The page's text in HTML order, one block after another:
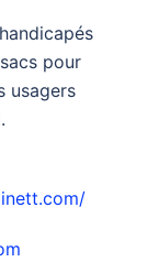
pour
usagers